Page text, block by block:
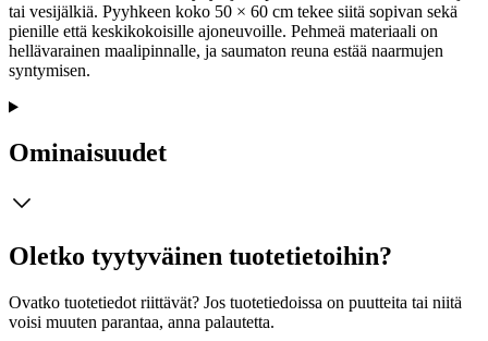
tai vesijälkiä. Pyyhkeen koko 50 × 60 cm tekee siitä sopivan sekä
pienille että keskikokoisille ajoneuvoille. Pehmeä materiaali on
hellävarainen maalipinnalle, ja saumaton reuna estää naarmujen
syntymisen.
Ominaisuudet
Oletko tyytyväinen tuotetietoihin?
Ovatko tuotetiedot riittävät? Jos tuotetiedoissa on puutteita tai niitä
voisi muuten parantaa, anna palautetta.